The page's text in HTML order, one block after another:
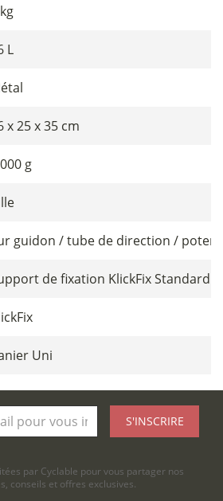
L
x 25 x 35 cm
g
guidon / tube de direction /
de fixation KlickFix Standard
Uni
S'INSCRIRE
par Cyclable pour vous partager nos
conseils et offres exclusives.